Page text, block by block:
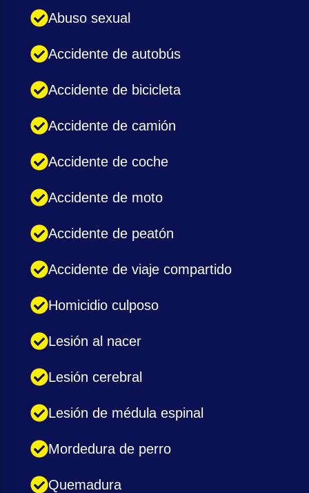
Abuso sexual
Accidente de autobús
Accidente de bicicleta
Accidente de camión
Accidente de coche
Accidente de moto
Accidente de peatón
Accidente de viaje compartido
Homicidio culposo
Lesión al nacer
Lesión cerebral
Lesión de médula espinal
Mordedura de perro
Quemadura